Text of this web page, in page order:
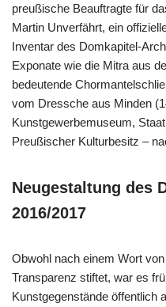
preußische Beauftragte für
Martin Unverfährt, ein
Inventar des Domkapitel-
Exponate wie die Mitra aus
bedeutende
vom Dressche aus Minden
Kunstgewerbemuseum,
Preußischer Kulturbesitz –
Neugestaltung des
2016/2017
Obwohl nach einem Wort
Transparenz stiftet, war es
Kunstgegenstände öffentlich